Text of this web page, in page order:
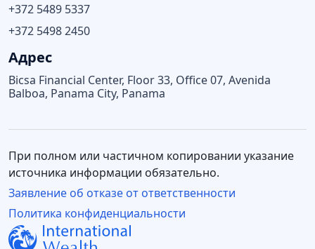
+372 5489 5337
+372 5498 2450
Адрес
Bicsa Financial Center, Floor 33, Office 07, Avenida
Balboa, Panama City, Panama
Политика конфиденциальности
При полном или частичном копировании указание
источника информации обязательно.
Заявление об отказе от ответственности